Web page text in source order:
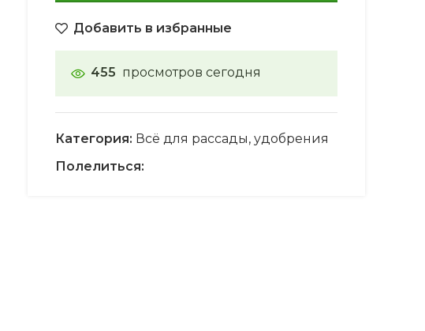
Добавить в избранные
455 просмотров сегодня
Категория: Всё для рассады, удобрения
Полелиться: